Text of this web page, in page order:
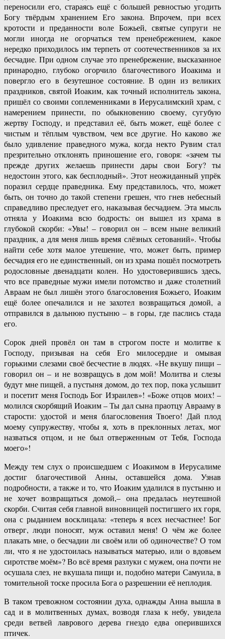
переносили его, стараясь ещё с большей ревностью угодить
Богу твёрдым хранением Его закона. Впрочем, при всех
кротости и преданности воле Божьей, святые супруги не
могли иногда не огорчаться тем пренебрежением, какое
нередко приходилось им терпеть от соотечественников за их
бесчадие. При одном случае это пренебрежение, высказанное
принародно, глубоко огорчило благочестивого Иоакима и
повергло его в безутешное состояние. В один из великих
праздников, святой Иоаким, как точный исполнитель закона,
пришёл со своими соплеменниками в Иерусалимский храм, с
намерением принести, по обыкновению своему, сугубую
жертву Господу, и представил её, быть может, ещё более с
чистым и тёплым чувством, чем все другие. Но каково же
было удивление праведного мужа, когда некто Рувим стал
презрительно отклонять приношение его, говоря: «зачем ты
прежде других желаешь принести дары свои Богу? ты
недостоин этого, как бесплодный». Этот неожиданный упрёк
поразил сердце праведника. Ему представилось, что, может
быть, он точно до такой степени грешен, что гнев небесный
справедливо преследует его, наказывая бесчадием. Эта мысль
отняла у Иоакима всю бодрость: он вышел из храма в
глубокой скорби: «Увы! – говорил он – всем ныне великий
праздник, а для меня лишь время слёзных сетований». Чтобы
найти себе хотя малое утешение, что, может быть, пример
бесчадия его не единственный, он из храма пошёл посмотреть
родословные двенадцати колен. Но удостоверившись здесь,
что все праведные мужи имели потомство и даже столетний
Авраам не был лишён этого благословения Божьего, Иоаким
ещё более опечалился и не захотел возвращаться домой, а
отправился в дальнюю пустыню – в горы, где паслись стада
его.
Сорок дней провёл он там в строгом посте и молитве к
Господу, призывая на себя Его милосердие и омывая
горькими слезами своё бесчестие в людях. «Не вкушу пищи –
говорил он – и не возвращусь в дом мой! Молитва и слезы
будут мне пищей, а пустыня домом, до тех пор, пока услышит
и посетит меня Господь Бог Израилев»! «Боже отцов моих! –
молился скорбящий Иоаким – Ты дал сына праотцу Аврааму в
старости: удостой и меня благословения Твоего! Дай плод
моему супружеству, чтобы я, хоть в преклонных летах, мог
назваться отцом, и не был отверженным от Тебя, Господа
моего»!
Между тем слух о происшедшем с Иоакимом в Иерусалиме
достиг благочестивой Анны, оставшейся дома. Узнав
подробности, а также и то, что Иоаким удалился в пустыню и
не хочет возвращаться домой,– она предалась неутешной
скорби. Считая себя главной виновницей постигшего их горя,
она с рыданием восклицала: «теперь я всех несчастнее! Бог
отверг, люди поносят, муж оставил меня! О чём же более
плакать мне, о бесчадии ли своём или об одиночестве? О том
ли, что я не удостоилась называться матерью, или о вдовьем
сиротстве моём»? Во всё время разлуки с мужем, она почти не
осушала слез, не вкушала пищи и, подобно матери Самуила, в
томительной тоске просила Бога о разрешении её неплодия.
В таком тревожном состоянии духа, однажды Анна вышла в
сад и в молитвенных думах, возводя глаза к небу, увидела
среди ветвей лаврового дерева гнездо едва оперившихся
птичек.